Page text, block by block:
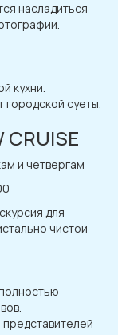
насладиться
кухни.
городской суеты.
и четвергам
для
чистой